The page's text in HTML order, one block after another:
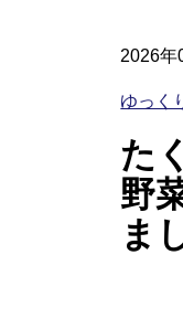
2026年
ゆっく
た
野
ま